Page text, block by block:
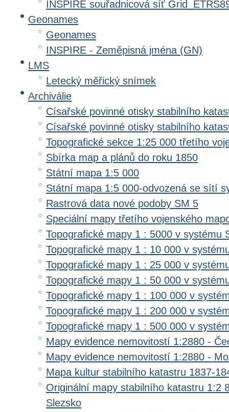
INSPIRE souřadnicová síť
Geonames
Geonames
INSPIRE - Zeměpisná jména (GN)
LMS
Letecký měřický snímek
Archiválie
Císařské povinné otisky stabilního
Císařské povinné otisky stabilního
Topografické sekce 1:25 000 třetího
Sbírka map a plánů do roku 1850
Státní mapa 1:5 000
Státní mapa 1:5 000-odvozená se sítí
Rastrová data nové podoby SM 5
Speciální mapy třetího vojenského
Topografické mapy 1 : 5000 v systému
Topografické mapy 1 : 10 000 v
Topografické mapy 1 : 25 000 v
Topografické mapy 1 : 50 000 v
Topografické mapy 1 : 100 000 v
Topografické mapy 1 : 200 000 v
Topografické mapy 1 : 500 000 v
Mapy evidence nemovitostí 1:2880 -
Mapy evidence nemovitostí 1:2880 -
Mapa kultur stabilního katastru 1837-
Originální mapy stabilního katastru 1:2
Slezsko